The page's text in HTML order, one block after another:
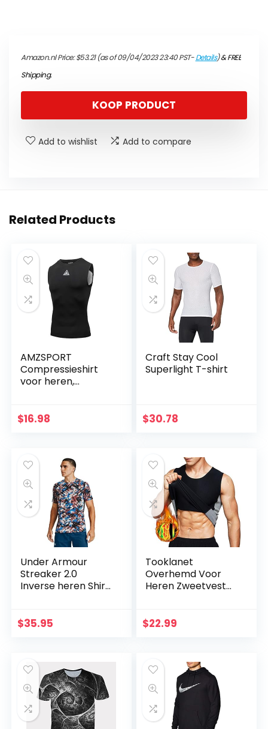
Amazon.nl Price:$53.21(as of 09/04/2023 23:40 PST-Details)&FREE
Shipping.
KOOP PRODUCT
Add to wishlist Add to compare
Related Products
AMZSPORT
Compressieshirt
voor heren,
$16.98
Craft Stay Cool
Superlight T-shirt
$30.78
Under Armour
Streaker 2.0
Inverse heren Shirt
$35.95
Tooklanet
Overhemd Voor
Heren Zweetvest
Bodyshaper
$22.99